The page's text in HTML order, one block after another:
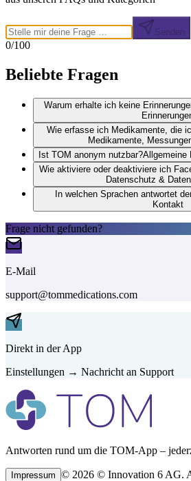
Senden
0/100
Beliebte Fragen
Warum erhalte ich keine
Wie erfasse ich Medikamente, die
Medikamente,
Ist TOM anonym nutzbar?Allgemeine
Wie aktiviere oder deaktiviere ich
Datenschutz &
In welchen Sprachen antwortet
Kontakt
Frage nicht gefunden?
E-Mail
support@tommedications.com
Direkt in der App
Einstellungen → Nachricht an Support
Antworten rund um die TOM-App –
Impressum © 2026 © Innovation 6 AG.